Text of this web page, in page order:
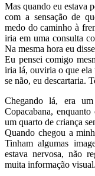
Mas quando eu estava
com a sensação de
medo do caminho à
iria em uma consulta
Na mesma hora eu
Eu pensei comigo
iria lá, ouviria o que ela
se não, eu descartaria.
Chegando lá, era
Copacabana,
um quarto de criança
Quando chegou a
Tinham algumas
estava nervosa, não
muita informação visual.